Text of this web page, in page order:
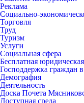
Реклама
Социально-
Торговля
Труд
Туризм
Услуги
Социальная сфера
Бесплатная
Господдержка граждан
Демография
Деятельность
Доска Почета
Доступная среда